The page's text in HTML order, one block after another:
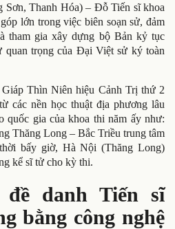
Thanh Hóa) – Đỗ Tiến sĩ khoa
lớn trong việc biên soạn sử, đảm
tham gia xây dựng bộ Bản kỷ tục
quan trọng của Đại Việt sử ký toàn
Thìn Niên hiệu Cảnh Trị thứ 2
các nền học thuật địa phương lâu
quốc gia của khoa thi năm ấy như:
Thăng Long – Bắc Triều trung tâm
bấy giờ, Hà Nội (Thăng Long)
kể sĩ tử cho kỳ thi.
danh Tiến sĩ
bằng công nghệ